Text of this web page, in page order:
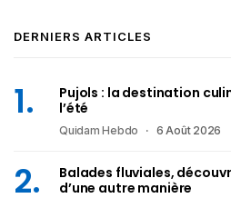
DERNIERS ARTICLES
Pujols : la destination
l’été
Quidam Hebdo 6 Août 2026
Balades fluviales,
d’une autre manière